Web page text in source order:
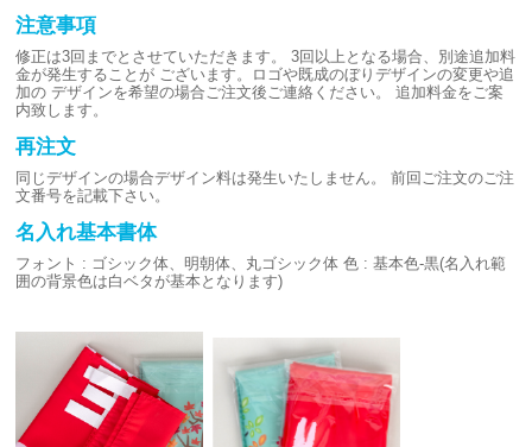
注意事項
修正は3回までとさせていただきます。
3回以上となる場合、別途追加料
金が発生することが ございます。ロゴや既成のぼりデザインの変更や追
加の デザインを希望の場合ご注文後ご連絡ください。
追加料金をご案
内致します。
再注文
同じデザインの場合デザイン料は発生いたしません。
前回ご注文のご注
文番号を記載下さい。
名入れ基本書体
フォント : ゴシック体、明朝体、丸ゴシック体 色 : 基本色-黒(名入れ範
囲の背景色は白ベタが基本となります)